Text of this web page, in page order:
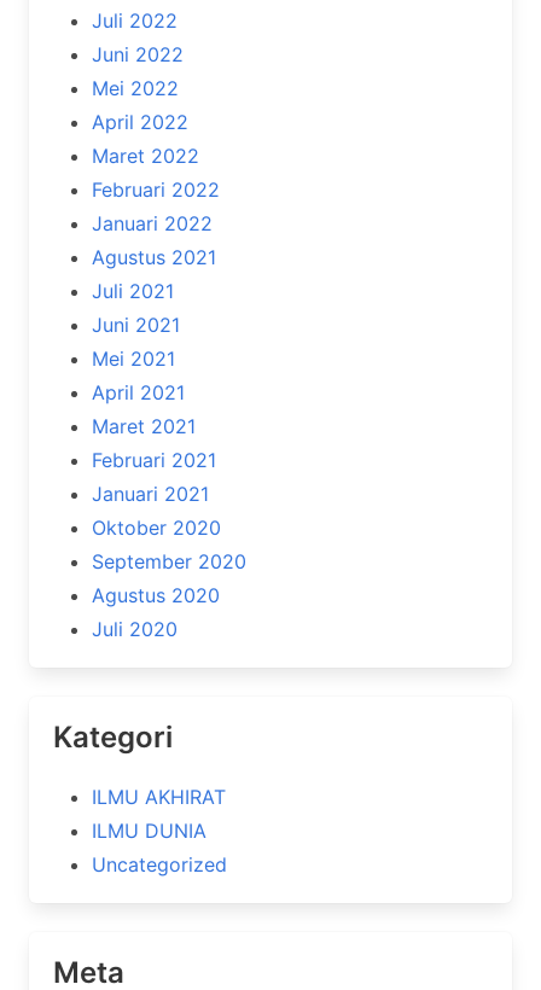
Juli 2022
Juni 2022
Mei 2022
April 2022
Maret 2022
Februari 2022
Januari 2022
Agustus 2021
Juli 2021
Juni 2021
Mei 2021
April 2021
Maret 2021
Februari 2021
Januari 2021
Oktober 2020
September 2020
Agustus 2020
Juli 2020
Kategori
ILMU AKHIRAT
ILMU DUNIA
Uncategorized
Meta